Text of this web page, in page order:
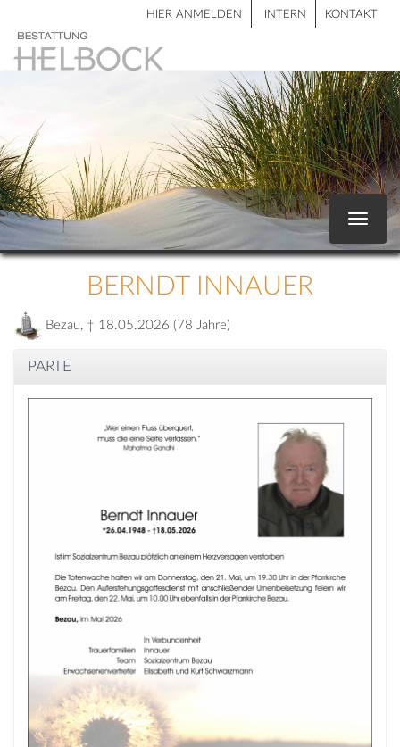
HIER ANMELDEN INTERN KONTAKT
Toggle
BERNDT INNAUER
Bezau, † 18.05.2026 (78 Jahre)
PARTE